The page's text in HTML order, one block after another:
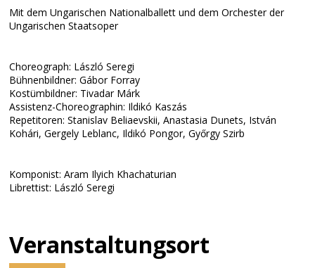
Mit dem Ungarischen Nationalballett und dem Orchester der
Ungarischen Staatsoper
Choreograph: László Seregi
Bühnenbildner: Gábor Forray
Kostümbildner: Tivadar Márk
Assistenz-Choreographin: Ildikó Kaszás
Repetitoren: Stanislav Beliaevskii, Anastasia Dunets, István
Kohári, Gergely Leblanc, Ildikó Pongor, Győrgy Szirb
Komponist: Aram Ilyich Khachaturian
Librettist: László Seregi
Veranstaltungsort